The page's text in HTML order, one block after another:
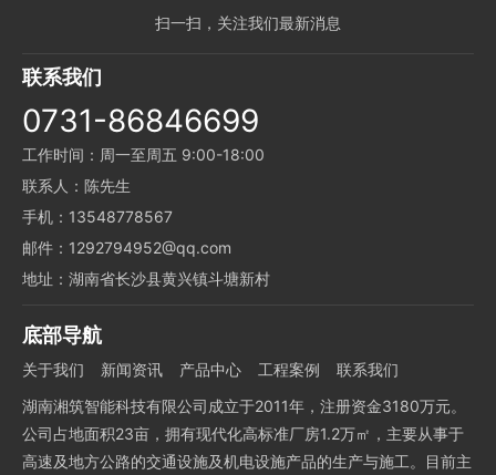
扫一扫，关注我们最新消息
联系我们
0731-86846699
工作时间：周一至周五 9:00-18:00
联系人：陈先生
手机：13548778567
邮件：1292794952@qq.com
地址：湖南省长沙县黄兴镇斗塘新村
底部导航
关于我们 新闻资讯 产品中心 工程案例
联系我们
湖南湘筑智能科技有限公司成立于2011年，注册资金3180万元。
公司占地面积23亩，拥有现代化高标准厂房1.2万㎡，主要从事于
高速及地方公路的交通设施及机电设施产品的生产与施工。目前主